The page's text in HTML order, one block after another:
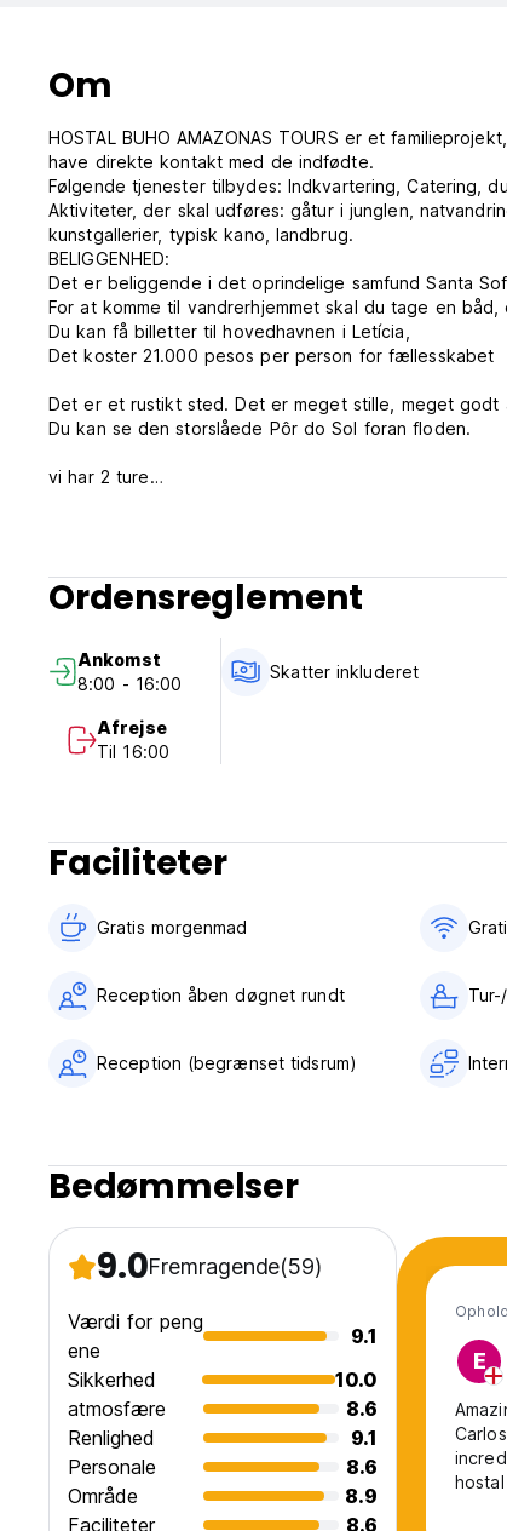
Om
HOSTAL BUHO AMAZONAS TOURS er et
have direkte kontakt med de indfødte.
Følgende tjenester tilbydes: Indkvartering, Catering,
Aktiviteter, der skal udføres: gåtur i junglen,
kunstgallerier, typisk kano, landbrug.
BELIGGENHED:
Det er beliggende i det oprindelige samfund Santa
For at komme til vandrerhjemmet skal du tage en
Du kan få billetter til hovedhavnen i Letícia,
Det koster 21.000 pesos per person for fællesskabet
Det er et rustikt sted. Det er meget stille, meget godt
Du kan se den storslåede Pôr do Sol foran floden.
vi har 2 ture
Vi har 1 tredobbelt kahyt - 1 enkeltseng og 1
Ordensreglement
Ankomst
8:00 - 16:00
Afrejse
Til 16:00
Skatter inkluderet
Faciliteter
Gratis morgenmad‎
Reception åben døgnet rundt
Reception (begrænset tidsrum)
Bedømmelser
9.0Fremragende(59)
Værdi for peng
ene
9.1
Sikkerhed
10.0
atmosfære
8.6
Renlighed
9.1
Personale
8.6
Område
8.9
Faciliteter
8.6
E
bit